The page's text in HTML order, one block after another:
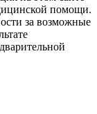
помощи.
за возможные